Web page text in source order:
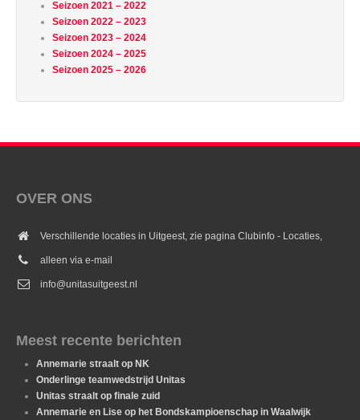
Seizoen 2021 – 2022
Seizoen 2022 – 2023
Seizoen 2023 – 2024
Seizoen 2024 – 2025
Seizoen 2025 – 2026
OVER ONS
Verschillende locaties in Uitgeest, zie pagina Clubinfo - Locaties,
alleen via e-mail
info@unitasuitgeest.nl
Meest recente berichten
Annemarie straalt op NK
Onderlinge teamwedstrijd Unitas
Unitas straalt op finale zuid
Annemarie en Lise op het Bondskampioenschap in Waalwijk